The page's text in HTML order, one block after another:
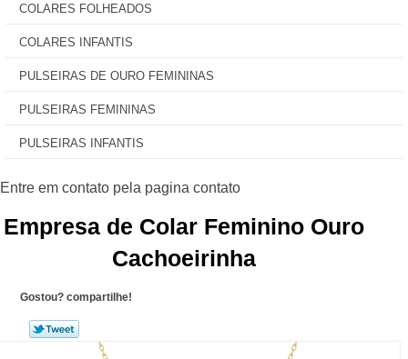
COLARES FOLHEADOS
COLARES INFANTIS
PULSEIRAS DE OURO FEMININAS
PULSEIRAS FEMININAS
PULSEIRAS INFANTIS
Empresa de Colar Feminino Ouro
Cachoeirinha
Gostou? compartilhe!